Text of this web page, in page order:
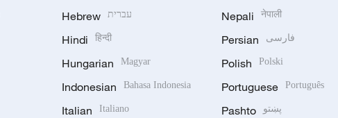
Hebrew עברית
Hindi हिन्दी
Hungarian Magyar
Indonesian Bahasa Indonesia
Italian Italiano
Nepali नेपाली
Persian فارسی
Polish Polski
Portuguese Português
Pashto پښتو